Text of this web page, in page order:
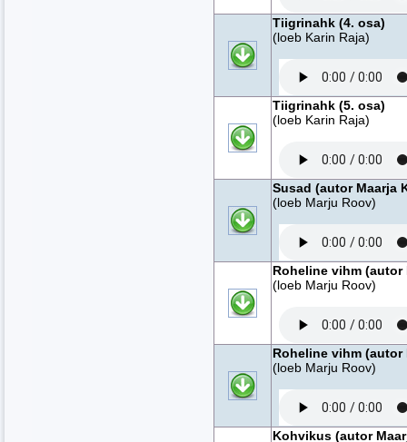
Tiigrinahk (4. osa)
(loeb Karin Raja)
Tiigrinahk (5. osa)
(loeb Karin Raja)
Susad (autor Maarja
(loeb Marju Roov)
Roheline vihm (autor
(loeb Marju Roov)
Roheline vihm (autor
(loeb Marju Roov)
Kohvikus (autor